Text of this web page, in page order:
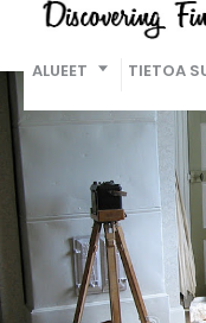
ALUEET TIETOA